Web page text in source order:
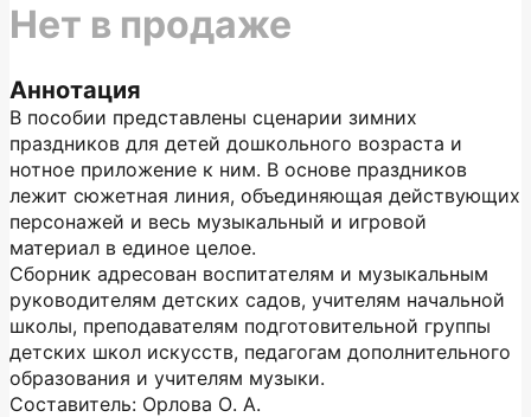
Аннотация
В пособии представлены сценарии зимних
праздников для детей дошкольного возраста и
нотное приложение к ним. В основе праздников
лежит сюжетная линия, объединяющая действующих
персонажей и весь музыкальный и игровой
материал в единое целое.
Сборник адресован воспитателям и музыкальным
руководителям детских садов, учителям начальной
школы, преподавателям подготовительной группы
детских школ искусств, педагогам дополнительного
образования и учителям музыки.
Составитель: Орлова О. А.
Нет в продаже